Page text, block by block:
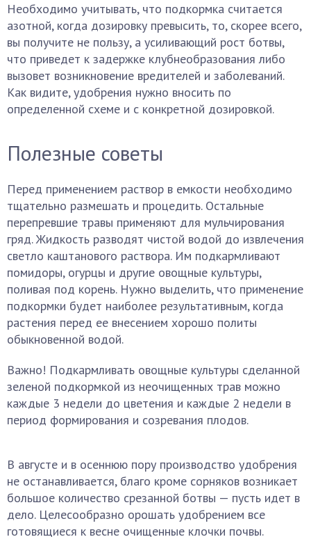
Необходимо учитывать, что подкормка считается
азотной, когда дозировку превысить, то, скорее всего,
вы получите не пользу, а усиливающий рост ботвы,
что приведет к задержке клубнеобразования либо
вызовет возникновение вредителей и заболеваний.
Как видите, удобрения нужно вносить по
определенной схеме и с конкретной дозировкой.
Полезные советы
Перед применением раствор в емкости необходимо
тщательно размешать и процедить. Остальные
перепревшие травы применяют для мульчирования
гряд. Жидкость разводят чистой водой до извлечения
светло каштанового раствора. Им подкармливают
помидоры, огурцы и другие овощные культуры,
поливая под корень. Нужно выделить, что применение
подкормки будет наиболее результативным, когда
растения перед ее внесением хорошо политы
обыкновенной водой.
Важно! Подкармливать овощные культуры сделанной
зеленой подкормкой из неочищенных трав можно
каждые 3 недели до цветения и каждые 2 недели в
период формирования и созревания плодов.
В августе и в осеннюю пору производство удобрения
не останавливается, благо кроме сорняков возникает
большое количество срезанной ботвы — пусть идет в
дело. Целесообразно орошать удобрением все
готовящиеся к весне очищенные клочки почвы.